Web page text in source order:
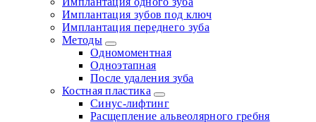
Имплантация зубов под ключ
Имплантация переднего зуба
Методы
Одномоментная
Одноэтапная
После удаления зуба
Костная пластика
Синус-лифтинг
Расщепление альвеолярного гребня